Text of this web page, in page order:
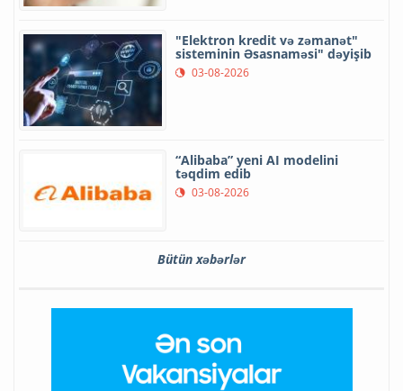
"Elektron kredit və zəmanət"
sisteminin Əsasnaməsi" dəyişib
03-08-2026
“Alibaba” yeni AI modelini
təqdim edib
03-08-2026
Bütün xəbərlər